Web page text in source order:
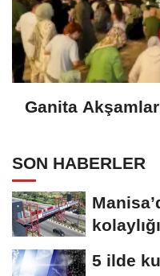
Ganita
SON HABERLER
kolaylığı
5 ilde